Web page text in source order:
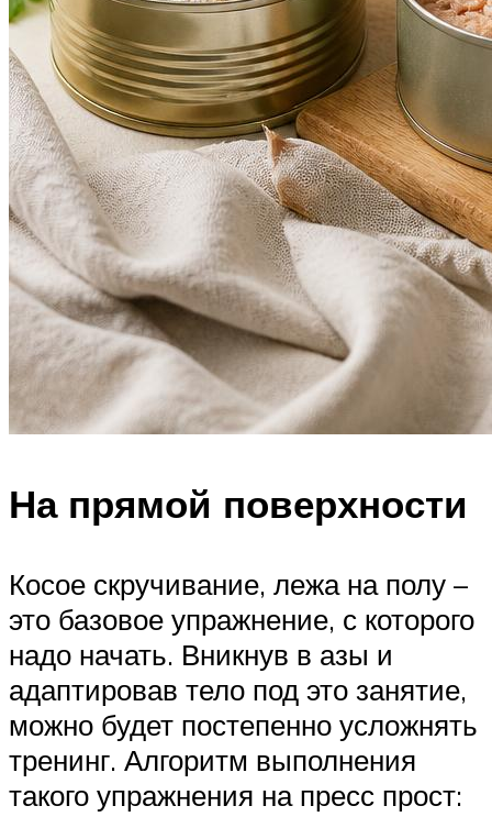
На прямой поверхности
Косое скручивание, лежа на полу –
это базовое упражнение, с которого
надо начать. Вникнув в азы и
адаптировав тело под это занятие,
можно будет постепенно усложнять
тренинг. Алгоритм выполнения
такого упражнения на пресс прост: